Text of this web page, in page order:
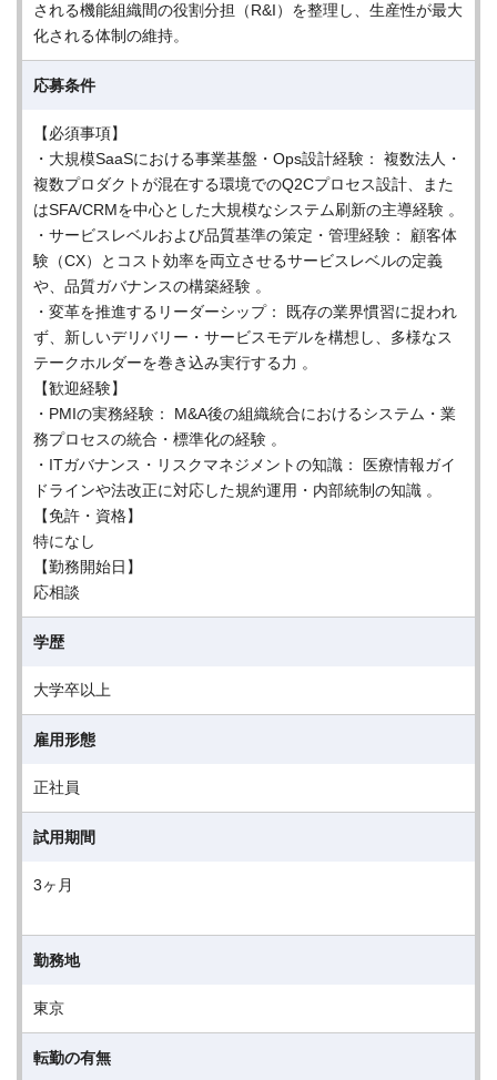
される機能組織間の役割分担（R&I）を整理し、生産性が最大
化される体制の維持。
応募条件
【必須事項】
・大規模SaaSにおける事業基盤・Ops設計経験： 複数法人・
複数プロダクトが混在する環境でのQ2Cプロセス設計、また
はSFA/CRMを中心とした大規模なシステム刷新の主導経験 。
・サービスレベルおよび品質基準の策定・管理経験： 顧客体
験（CX）とコスト効率を両立させるサービスレベルの定義
や、品質ガバナンスの構築経験 。
・変革を推進するリーダーシップ： 既存の業界慣習に捉われ
ず、新しいデリバリー・サービスモデルを構想し、多様なス
テークホルダーを巻き込み実行する力 。
【歓迎経験】
・PMIの実務経験： M&A後の組織統合におけるシステム・業
務プロセスの統合・標準化の経験 。
・ITガバナンス・リスクマネジメントの知識： 医療情報ガイ
ドラインや法改正に対応した規約運用・内部統制の知識 。
【免許・資格】
特になし
【勤務開始日】
応相談
学歴
大学卒以上
雇用形態
正社員
試用期間
3ヶ月
勤務地
東京
転勤の有無